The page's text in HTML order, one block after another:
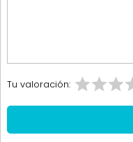
Tu valoración: